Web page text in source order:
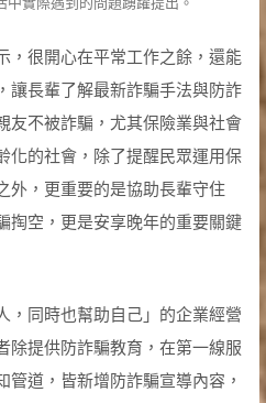
，很開心在平常工作之餘，還能
讓長輩了解最新詐騙手法與防詐
友不被詐騙，尤其保險業與社會
化的社會，除了提醒民眾運用保
外，更重要的是協助長輩守住
掏空，更是安享晚年的重要關鍵
，同時也幫助自己」的企業經營
除提供防詐騙教育，在第一線服
道，皆新增防詐騙宣導內容，